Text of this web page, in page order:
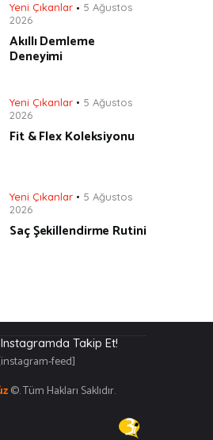
Yeni Çıkanlar
5 Ağustos
2026
Akıllı Demleme
Deneyimi
Yeni Çıkanlar
5 Ağustos
2026
Fit & Flex Koleksiyonu
Yeni Çıkanlar
5 Ağustos
2026
Saç Şekillendirme Rutini
Takip Et!
feed]
©. Tüm Hakları Saklıdır.